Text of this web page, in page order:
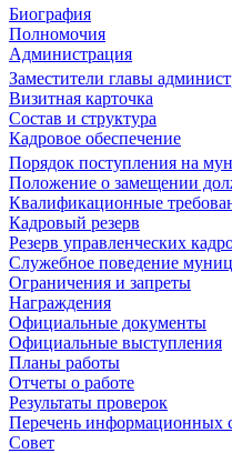
Биография
Полномочия
Администрация
Заместители главы
Визитная карточка
Состав и структура
Кадровое обеспечение
Порядок поступления на
Положение о замещении
Квалификационные
Кадровый резерв
Резерв управленческих
Служебное поведение
Ограничения и запреты
Награждения
Официальные документы
Официальные выступления
Планы работы
Отчеты о работе
Результаты проверок
Перечень информационных
Совет